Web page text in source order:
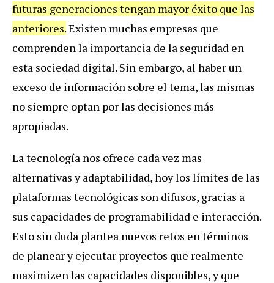
futuras generaciones tengan mayor éxito que las
anteriores.Existen muchas empresas que
comprenden la importancia de la seguridad en
esta sociedad digital. Sin embargo, al haber un
exceso de información sobre el tema, las mismas
no siempre optan por las decisiones más
apropiadas.
La tecnología nos ofrece cada vez mas
alternativas y adaptabilidad, hoy los límites de las
plataformas tecnológicas son difusos, gracias a
sus capacidades de programabilidad e interacción.
Esto sin duda plantea nuevos retos en términos
de planear y ejecutar proyectos que realmente
maximizen las capacidades disponibles, y que